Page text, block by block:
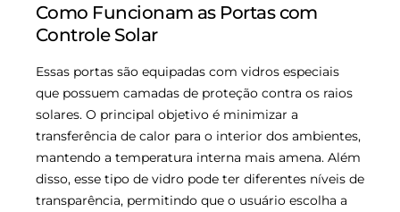
Como Funcionam as Portas com
Controle Solar
Essas portas são equipadas com vidros especiais
que possuem camadas de proteção contra os raios
solares. O principal objetivo é minimizar a
transferência de calor para o interior dos ambientes,
mantendo a temperatura interna mais amena. Além
disso, esse tipo de vidro pode ter diferentes níveis de
transparência, permitindo que o usuário escolha a